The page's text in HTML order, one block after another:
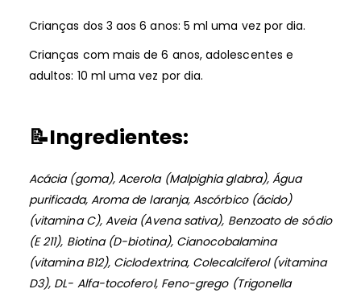
Crianças dos 3 aos 6 anos: 5 ml uma vez por dia.
Crianças com mais de 6 anos, adolescentes e
adultos: 10 ml uma vez por dia.
📝Ingredientes:
Acácia (goma), Acerola (Malpighia glabra), Água
purificada, Aroma de laranja, Ascórbico (ácido)
(vitamina C), Aveia (Avena sativa), Benzoato de sódio
(E 211), Biotina (D-biotina), Cianocobalamina
(vitamina B12), Ciclodextrina, Colecalciferol (vitamina
D3), DL- Alfa-tocoferol, Feno-grego (Trigonella